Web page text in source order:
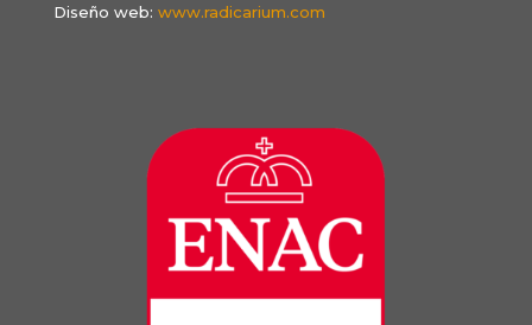
Diseño web: www.radicarium.com